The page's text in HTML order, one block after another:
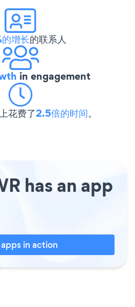
增长的联系人
in engagement
花费了2.5倍的时间。
has an app
apps in action